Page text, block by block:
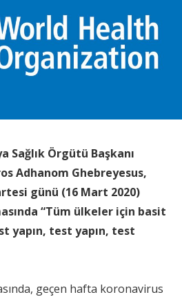
Sağlık Örgütü Başkanı
Adhanom Ghebreyesus,
günü (16 Mart 2020)
“Tüm ülkeler için basit
yapın, test yapın, test
geçen hafta koronavirus